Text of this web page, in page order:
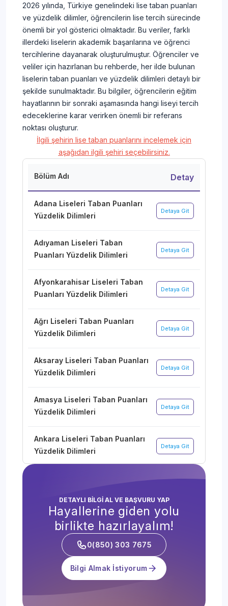
2026 yılında, Türkiye genelindeki lise taban puanları
ve yüzdelik dilimler, öğrencilerin lise tercih sürecinde
önemli bir yol gösterici olmaktadır. Bu veriler, farklı
illerdeki liselerin akademik başarılarına ve öğrenci
tercihlerine dayanarak oluşturulmuştur. Öğrenciler ve
veliler için hazırlanan bu rehberde, her ilde bulunan
liselerin taban puanları ve yüzdelik dilimleri detaylı bir
şekilde sunulmaktadır. Bu bilgiler, öğrencilerin eğitim
hayatlarının bir sonraki aşamasında hangi liseyi tercih
edeceklerine karar verirken önemli bir referans
noktası oluşturur.
İlgili şehirin lise taban puanlarını incelemek için
aşağıdan ilgili şehiri seçebilirsiniz.
Bölüm Adı Detay
Adana Liseleri Taban Puanları
Yüzdelik Dilimleri
Detaya Git
Adıyaman Liseleri Taban
Puanları Yüzdelik Dilimleri
Detaya Git
Afyonkarahisar Liseleri Taban
Puanları Yüzdelik Dilimleri
Detaya Git
Ağrı Liseleri Taban Puanları
Yüzdelik Dilimleri
Detaya Git
Aksaray Liseleri Taban Puanları
Yüzdelik Dilimleri
Detaya Git
Amasya Liseleri Taban Puanları
Yüzdelik Dilimleri
Detaya Git
Ankara Liseleri Taban Puanları
Yüzdelik Dilimleri
Detaya Git
Ardahan Liseleri Taban
Puanları Yüzdelik Dilimleri
Detaya Git
Artvin Liseleri Taban Puanları
Yüzdelik Dilimleri
Detaya Git
Aydın Liseleri Taban Puanları
DETAYLI BİLGİ AL VE BAŞVURU YAP
Hayallerine giden yolu
birlikte hazırlayalım!
0(850) 303 7675
Bilgi Almak İstiyorum